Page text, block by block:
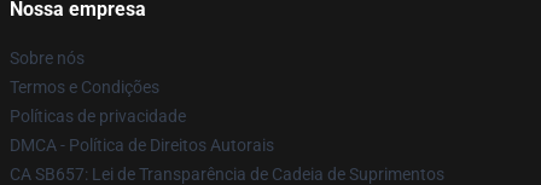
Nossa empresa
Sobre nós
Termos e Condições
Políticas de privacidade
DMCA - Política de Direitos Autorais
CA SB657: Lei de Transparência de Cadeia de Suprimentos